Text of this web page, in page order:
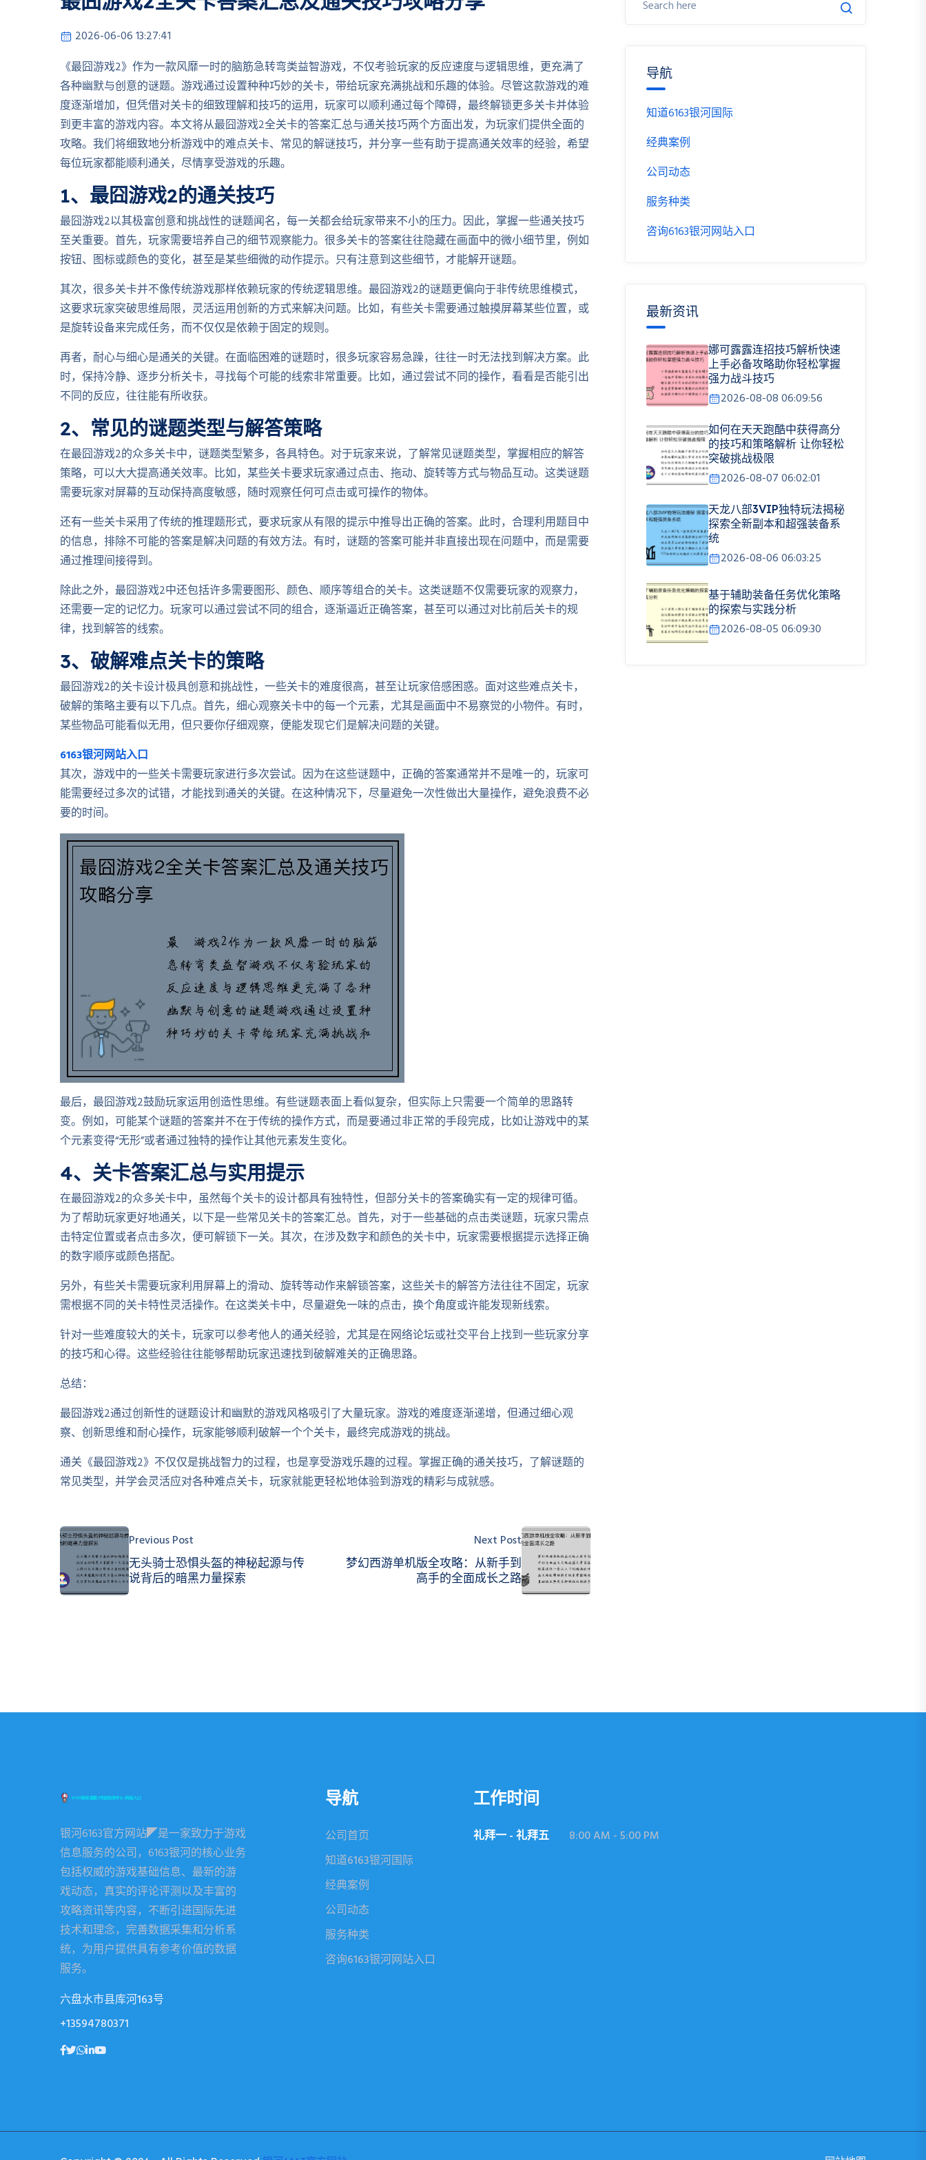
2026-06-06 13:27:41
《最囧游戏2》作为一款风靡一时的脑筋急转弯类益智游戏，不仅考验玩家的反应速度与逻辑思维，更充满了
各种幽默与创意的谜题。游戏通过设置种种巧妙的关卡，带给玩家充满挑战和乐趣的体验。尽管这款游戏的难
度逐渐增加，但凭借对关卡的细致理解和技巧的运用，玩家可以顺利通过每个障碍，最终解锁更多关卡并体验
到更丰富的游戏内容。本文将从最囧游戏2全关卡的答案汇总与通关技巧两个方面出发，为玩家们提供全面的
攻略。我们将细致地分析游戏中的难点关卡、常见的解谜技巧，并分享一些有助于提高通关效率的经验，希望
每位玩家都能顺利通关，尽情享受游戏的乐趣。
1、最囧游戏2的通关技巧
最囧游戏2以其极富创意和挑战性的谜题闻名，每一关都会给玩家带来不小的压力。因此，掌握一些通关技巧
至关重要。首先，玩家需要培养自己的细节观察能力。很多关卡的答案往往隐藏在画面中的微小细节里，例如
按钮、图标或颜色的变化，甚至是某些细微的动作提示。只有注意到这些细节，才能解开谜题。
其次，很多关卡并不像传统游戏那样依赖玩家的传统逻辑思维。最囧游戏2的谜题更偏向于非传统思维模式，
这要求玩家突破思维局限，灵活运用创新的方式来解决问题。比如，有些关卡需要通过触摸屏幕某些位置，或
是旋转设备来完成任务，而不仅仅是依赖于固定的规则。
再者，耐心与细心是通关的关键。在面临困难的谜题时，很多玩家容易急躁，往往一时无法找到解决方案。此
时，保持冷静、逐步分析关卡，寻找每个可能的线索非常重要。比如，通过尝试不同的操作，看看是否能引出
不同的反应，往往能有所收获。
2、常见的谜题类型与解答策略
在最囧游戏2的众多关卡中，谜题类型繁多，各具特色。对于玩家来说，了解常见谜题类型，掌握相应的解答
策略，可以大大提高通关效率。比如，某些关卡要求玩家通过点击、拖动、旋转等方式与物品互动。这类谜题
需要玩家对屏幕的互动保持高度敏感，随时观察任何可点击或可操作的物体。
还有一些关卡采用了传统的推理题形式，要求玩家从有限的提示中推导出正确的答案。此时，合理利用题目中
的信息，排除不可能的答案是解决问题的有效方法。有时，谜题的答案可能并非直接出现在问题中，而是需要
通过推理间接得到。
除此之外，最囧游戏2中还包括许多需要图形、颜色、顺序等组合的关卡。这类谜题不仅需要玩家的观察力，
还需要一定的记忆力。玩家可以通过尝试不同的组合，逐渐逼近正确答案，甚至可以通过对比前后关卡的规
律，找到解答的线索。
3、破解难点关卡的策略
最囧游戏2的关卡设计极具创意和挑战性，一些关卡的难度很高，甚至让玩家倍感困惑。面对这些难点关卡，
破解的策略主要有以下几点。首先，细心观察关卡中的每一个元素，尤其是画面中不易察觉的小物件。有时，
某些物品可能看似无用，但只要你仔细观察，便能发现它们是解决问题的关键。
6163银河网站入口
其次，游戏中的一些关卡需要玩家进行多次尝试。因为在这些谜题中，正确的答案通常并不是唯一的，玩家可
能需要经过多次的试错，才能找到通关的关键。在这种情况下，尽量避免一次性做出大量操作，避免浪费不必
要的时间。
最后，最囧游戏2鼓励玩家运用创造性思维。有些谜题表面上看似复杂，但实际上只需要一个简单的思路转
变。例如，可能某个谜题的答案并不在于传统的操作方式，而是要通过非正常的手段完成，比如让游戏中的某
个元素变得“无形”或者通过独特的操作让其他元素发生变化。
4、关卡答案汇总与实用提示
在最囧游戏2的众多关卡中，虽然每个关卡的设计都具有独特性，但部分关卡的答案确实有一定的规律可循。
为了帮助玩家更好地通关，以下是一些常见关卡的答案汇总。首先，对于一些基础的点击类谜题，玩家只需点
击特定位置或者点击多次，便可解锁下一关。其次，在涉及数字和颜色的关卡中，玩家需要根据提示选择正确
的数字顺序或颜色搭配。
另外，有些关卡需要玩家利用屏幕上的滑动、旋转等动作来解锁答案，这些关卡的解答方法往往不固定，玩家
需根据不同的关卡特性灵活操作。在这类关卡中，尽量避免一味的点击，换个角度或许能发现新线索。
针对一些难度较大的关卡，玩家可以参考他人的通关经验，尤其是在网络论坛或社交平台上找到一些玩家分享
的技巧和心得。这些经验往往能够帮助玩家迅速找到破解难关的正确思路。
总结：
最囧游戏2通过创新性的谜题设计和幽默的游戏风格吸引了大量玩家。游戏的难度逐渐递增，但通过细心观
察、创新思维和耐心操作，玩家能够顺利破解一个个关卡，最终完成游戏的挑战。
通关《最囧游戏2》不仅仅是挑战智力的过程，也是享受游戏乐趣的过程。掌握正确的通关技巧，了解谜题的
常见类型，并学会灵活应对各种难点关卡，玩家就能更轻松地体验到游戏的精彩与成就感。
Previous Post
无头骑士恐惧头盔的神秘起源与传
说背后的暗黑力量探索
Next Post
梦幻西游单机版全攻略：从新手到
高手的全面成长之路
导航
知道6163银河国际
经典案例
公司动态
服务种类
咨询6163银河网站入口
最新资讯
娜可露露连招技巧解析快速
上手必备攻略助你轻松掌握
强力战斗技巧
2026-08-08 06:09:56
如何在天天跑酷中获得高分
的技巧和策略解析 让你轻松
突破挑战极限
2026-08-07 06:02:01
天龙八部3VIP独特玩法揭秘
探索全新副本和超强装备系
统
2026-08-06 06:03:25
基于辅助装备任务优化策略
的探索与实践分析
2026-08-05 06:09:30
银河6163官方网站◤是一家致力于游戏
信息服务的公司，6163银河的核心业务
包括权威的游戏基础信息、最新的游
戏动态，真实的评论评测以及丰富的
攻略资讯等内容，不断引进国际先进
技术和理念，完善数据采集和分析系
统，为用户提供具有参考价值的数据
服务。
六盘水市县库河163号
+13594780371
导航
公司首页
知道6163银河国际
经典案例
公司动态
服务种类
咨询6163银河网站入口
工作时间
礼拜一 - 礼拜五 8:00 AM - 5:00 PM